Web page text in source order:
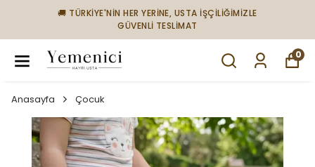
🚚 TÜRKİYE'NİN HER YERİNE, USTA İŞÇİLİĞİMİZLE
GÜVENLİ TESLİMAT
0
Anasayfa Çocuk